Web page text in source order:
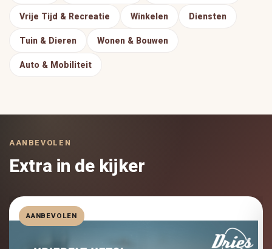
Vrije Tijd & Recreatie Winkelen Diensten
Tuin & Dieren Wonen & Bouwen
Auto & Mobiliteit
AANBEVOLEN
Extra in de kijker
AANBEVOLEN